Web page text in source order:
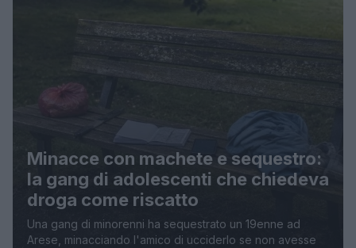
Minacce con machete e sequestro:
la gang di adolescenti che chiedeva
droga come riscatto
Una gang di minorenni ha sequestrato un 19enne ad
Arese, minacciando l'amico di ucciderlo se non avesse